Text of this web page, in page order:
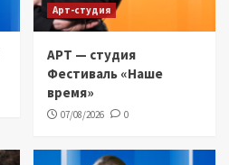
Арт-студия
АРТ — студия
Фестиваль «Наше
время»
07/08/2026 0